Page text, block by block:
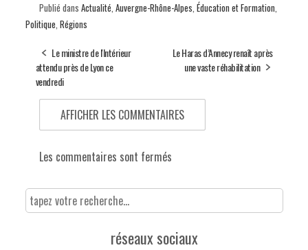
Publié dans Actualité, Auvergne-Rhône-Alpes, Éducation et Formation,
Politique, Régions
Le ministre de l'Intérieur
attendu près de Lyon ce
vendredi
Le Haras d’Annecy renaît après
une vaste réhabilitation
AFFICHER LES COMMENTAIRES
Les commentaires sont fermés
réseaux sociaux